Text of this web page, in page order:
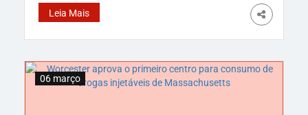
controle da alfândega. Esta apreensão foi
registrada aproximadamente às 11h22 da última
quinta-feira, segundo a agência, quando os seus
Leia Mais
06 março